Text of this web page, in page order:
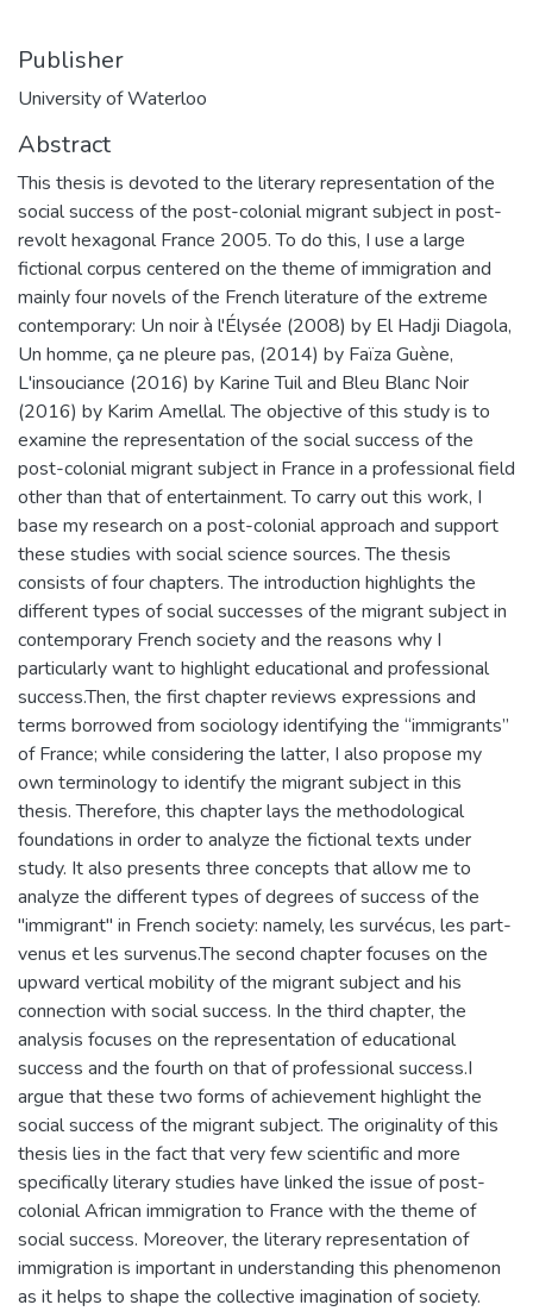
Publisher
University of Waterloo
Abstract
This thesis is devoted to the literary representation of the
social success of the post-colonial migrant subject in post-
revolt hexagonal France 2005. To do this, I use a large
fictional corpus centered on the theme of immigration and
mainly four novels of the French literature of the extreme
contemporary: Un noir à l'Élysée (2008) by El Hadji Diagola,
Un homme, ça ne pleure pas, (2014) by Faïza Guène,
L'insouciance (2016) by Karine Tuil and Bleu Blanc Noir
(2016) by Karim Amellal. The objective of this study is to
examine the representation of the social success of the
post-colonial migrant subject in France in a professional field
other than that of entertainment. To carry out this work, I
base my research on a post-colonial approach and support
these studies with social science sources. The thesis
consists of four chapters. The introduction highlights the
different types of social successes of the migrant subject in
contemporary French society and the reasons why I
particularly want to highlight educational and professional
success.Then, the first chapter reviews expressions and
terms borrowed from sociology identifying the “immigrants”
of France; while considering the latter, I also propose my
own terminology to identify the migrant subject in this
thesis. Therefore, this chapter lays the methodological
foundations in order to analyze the fictional texts under
study. It also presents three concepts that allow me to
analyze the different types of degrees of success of the
"immigrant" in French society: namely, les survécus, les part-
venus et les survenus.The second chapter focuses on the
upward vertical mobility of the migrant subject and his
connection with social success. In the third chapter, the
analysis focuses on the representation of educational
success and the fourth on that of professional success.I
argue that these two forms of achievement highlight the
social success of the migrant subject. The originality of this
thesis lies in the fact that very few scientific and more
specifically literary studies have linked the issue of post-
colonial African immigration to France with the theme of
social success. Moreover, the literary representation of
immigration is important in understanding this phenomenon
as it helps to shape the collective imagination of society.